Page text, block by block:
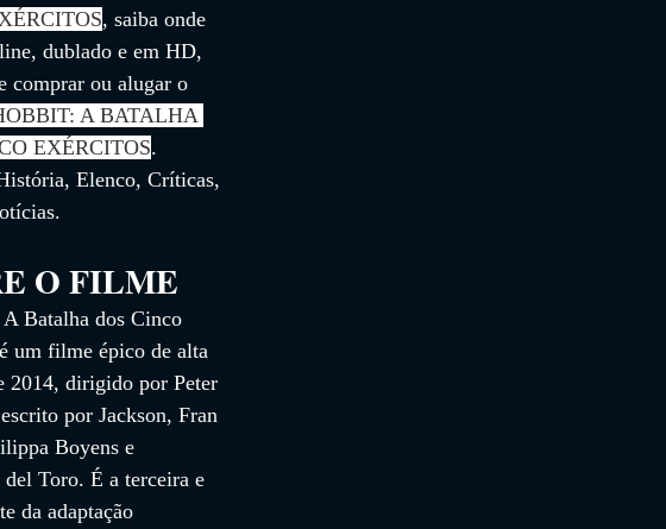
, saiba onde
dublado e em HD,
comprar ou alugar o
A BATALHA
EXÉRCITOS.
Elenco, Críticas,
O FILME
Batalha dos Cinco
um filme épico de alta
2014, dirigido por Peter
por Jackson, Fran
Boyens e
Toro. É a terceira e
da adaptação